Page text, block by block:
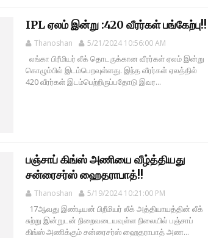
IPL ஏலம் இன்று :420 வீரர்கள் பங்கேற்பு!!
Thanoshan 5/21/2024 10:56:00 AM
லங்கா பிரீமியர் லீக் தொடருக்கான வீரர்கள் ஏலம் இன்று
கொழும்பில் இடம்பெறவுள்ளது. இந்த வீரர்கள் ஏலத்தில்
420 வீரர்கள் இடம்பெற்றிருப்பதோடு இவர...
பஞ்சாப் கிங்ஸ் அணியை வீழ்த்தியது
சன்ரைசர்ஸ் ஹைதராபாத்!!
Thanoshan 5/19/2024 10:21:00 PM
17ஆவது இண்டியன் பிறீமியர் லீக் அத்தியாயத்தின் லீக்
சுற்று இன்றுடன் நிறைவடையவுள்ள நிலையில் பஞ்சாப்
கிங்ஸ் அணிக்கும் சன்ரைசர்ஸ் ஹைதராபாத் அண...